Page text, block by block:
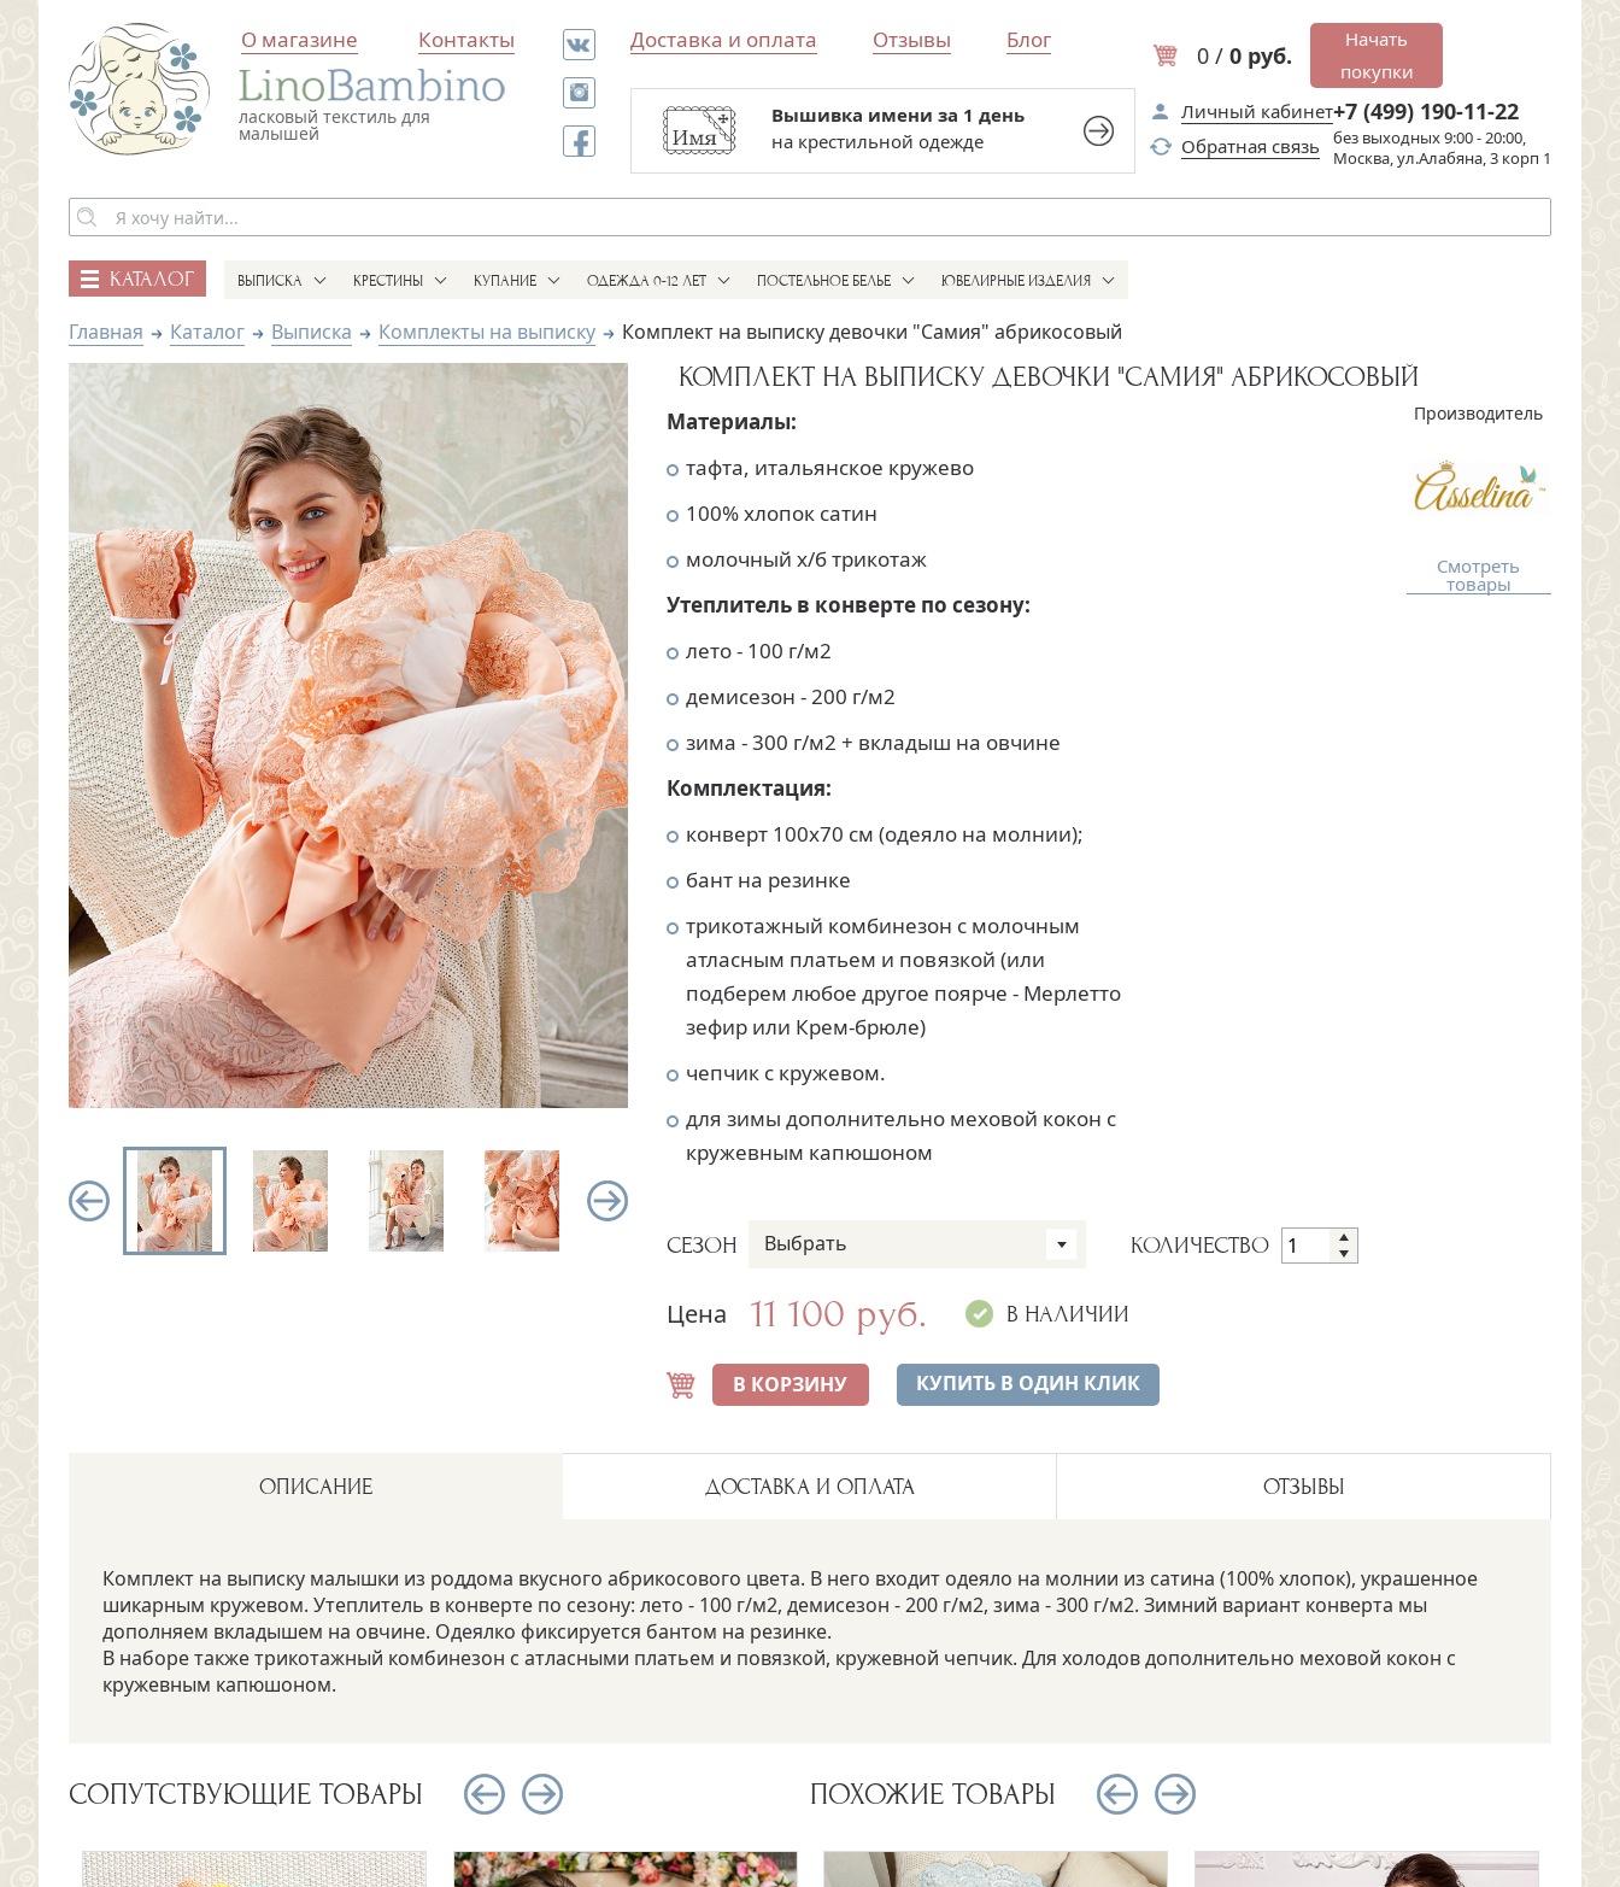
ласковый текстиль для
малышей
О магазине Контакты Доставка и оплата Отзывы Блог
0 / 0 руб.
Начать
покупки
Все для выписки и крестин
в одном магазине
Вышивка имени за 1 день
на крестильной одежде
Личный кабинет
Обратная связь
+7 (499) 190-11-22
без выходных 9:00 - 20:00,
Москва, ул.Алабяна, 3 корп 1
КАТАЛОГ ВЫПИСКА КРЕСТИНЫ КУПАНИЕ ОДЕЖДА 0-12 ЛЕТ ПОСТЕЛЬНОЕ БЕЛЬЕ ЮВЕЛИРНЫЕ ИЗДЕЛИЯ
Главная Каталог Выписка Комплекты на выписку Комплект на выписку девочки "Самия" абрикосовый
КОМПЛЕКТ НА ВЫПИСКУ ДЕВОЧКИ "САМИЯ" АБРИКОСОВЫЙ
Материалы:
тафта, итальянское кружево
100% хлопок сатин
молочный х/б трикотаж
Утеплитель в конверте по сезону:
лето - 100 г/м2
демисезон - 200 г/м2
зима - 300 г/м2 + вкладыш на овчине
Комплектация:
конверт 100х70 см (одеяло на молнии);
бант на резинке
трикотажный комбинезон с молочным
атласным платьем и повязкой (или
подберем любое другое поярче - Мерлетто
зефир или Крем-брюле)
чепчик с кружевом.
для зимы дополнительно меховой кокон с
кружевным капюшоном
Производитель
Смотреть
товары
СЕЗОН Выбрать КОЛИЧЕСТВО
Цена 11 100 руб. В НАЛИЧИИ
В КОРЗИНУ КУПИТЬ В ОДИН КЛИК
ОПИСАНИЕ ДОСТАВКА И ОПЛАТА ОТЗЫВЫ
Комплект на выписку малышки из роддома вкусного абрикосового цвета. В него входит одеяло на молнии из сатина (100% хлопок), украшенное
шикарным кружевом. Утеплитель в конверте по сезону: лето - 100 г/м2, демисезон - 200 г/м2, зима - 300 г/м2. Зимний вариант конверта мы
дополняем вкладышем на овчине. Одеялко фиксируется бантом на резинке.
В наборе также трикотажный комбинезон с атласными платьем и повязкой, кружевной чепчик. Для холодов дополнительно меховой кокон с
кружевным капюшоном.
СОПУТСТВУЮЩИЕ ТОВАРЫ ПОХОЖИЕ ТОВАРЫ